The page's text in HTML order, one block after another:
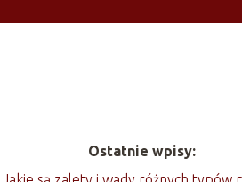
Ostatnie wpisy: